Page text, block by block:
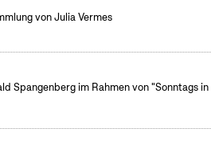
von Julia Vermes
Spangenberg im Rahmen von "Sonntags in